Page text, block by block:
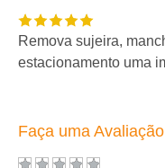
Remova sujeira,
estacionamento uma
Faça uma Avaliação